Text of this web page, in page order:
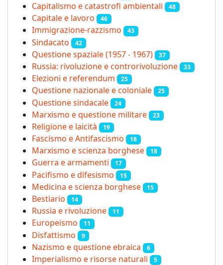
Capitalismo e catastrofi ambientali 48
Capitale e lavoro 46
Immigrazione-razzismo 43
Sindacato 42
Questione spaziale (1957 - 1967) 37
Russia: rivoluzione e controrivoluzione 33
Elezioni e referendum 25
Questione nazionale e coloniale 25
Questione sindacale 24
Marxismo e questione militare 23
Religione e laicità 19
Fascismo e Antifascismo 18
Marxismo e scienza borghese 18
Guerra e armamenti 17
Pacifismo e difesismo 15
Medicina e scienza borghese 15
Bestiario 14
Russia e rivoluzione 11
Europeismo 11
Disfattismo 9
Nazismo e questione ebraica 6
Imperialismo e risorse naturali 5